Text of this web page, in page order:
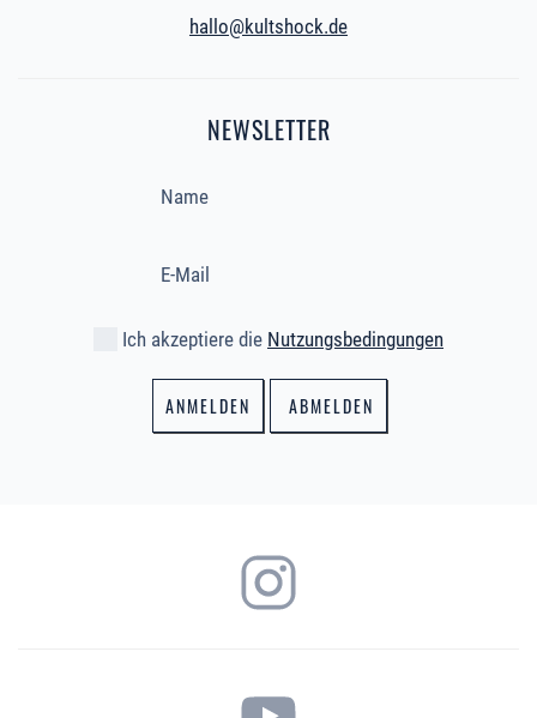
hallo@kultshock.de
NEWSLETTER
Ich akzeptiere die Nutzungsbedingungen